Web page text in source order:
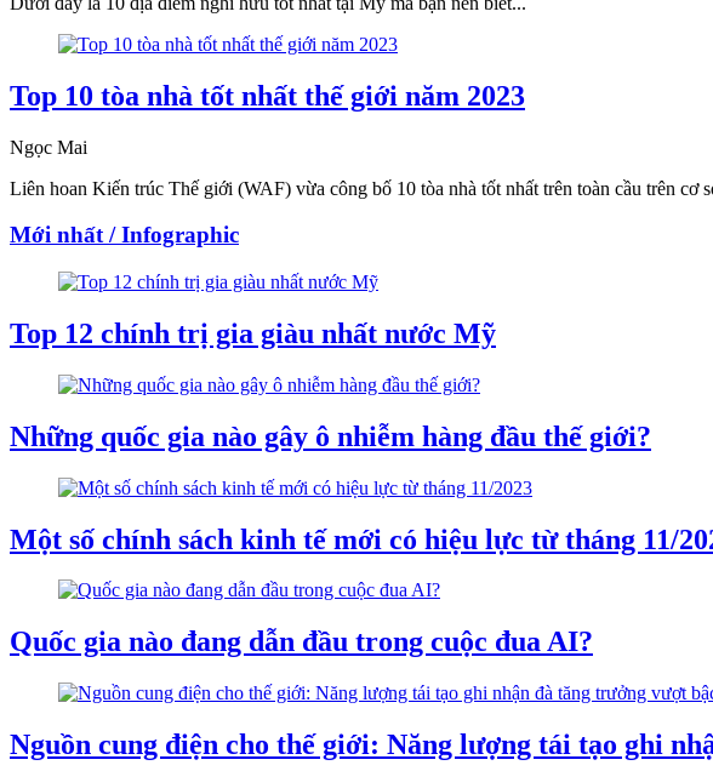
Top 10 tòa nhà tốt nhất thế giới năm 2023
Ngọc Mai
Liên hoan Kiến trúc Thế giới (WAF) vừa công bố 10 tòa nhà tốt nhất trên toàn cầu trên cơ
Mới nhất / Infographic
Top 12 chính trị gia giàu nhất nước Mỹ
Những quốc gia nào gây ô nhiễm hàng đầu thế giới?
Một số chính sách kinh tế mới có hiệu lực từ tháng 11/
Quốc gia nào đang dẫn đầu trong cuộc đua AI?
Nguồn cung điện cho thế giới: Năng lượng tái tạo ghi